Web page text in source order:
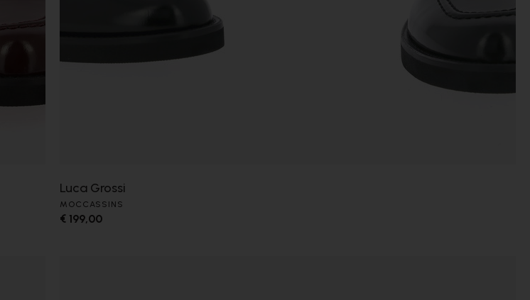
Luca Grossi
MOCCASSINS
€ 199,00